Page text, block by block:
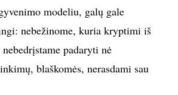
modeliu, galų gale
nebežinome, kuria kryptimi iš
padaryti nė
blaškomės, nerasdami sau